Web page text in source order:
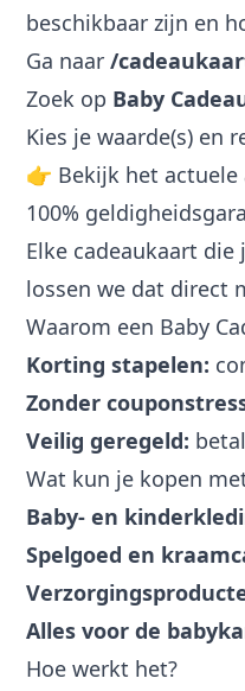
beschikbaar zijn en
Ga naar /
Zoek op Baby
Kies je waarde(s) en
👉 Bekijk het actuele
100%
Elke cadeaukaart
lossen we dat direct
Waarom een Baby
Korting stapelen:
Zonder
Veilig geregeld:
Wat kun je kopen
Baby- en
Spelgoed en
Alles voor de
Hoe werkt het?